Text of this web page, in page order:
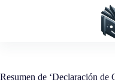
Resumen de ‘Declaración de